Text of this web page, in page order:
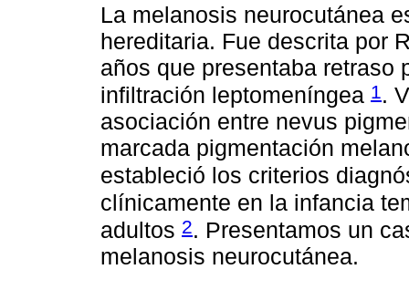
La melanosis neurocutánea
hereditaria. Fue descrita por
años que presentaba retraso
infiltración leptomeníngea 1.
asociación entre nevus
marcada pigmentación
estableció los criterios
clínicamente en la infancia
adultos 2. Presentamos un
melanosis neurocutánea.